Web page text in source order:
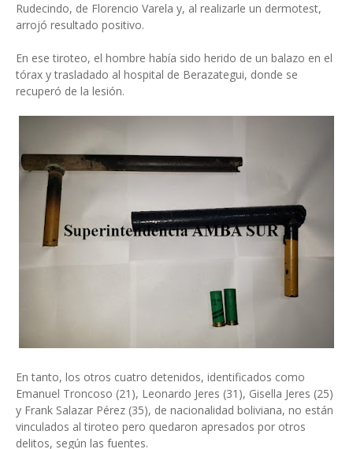
Rudecindo, de Florencio Varela y, al realizarle un dermotest,
arrojó resultado positivo.
En ese tiroteo, el hombre había sido herido de un balazo en el
tórax y trasladado al hospital de Berazategui, donde se
recuperó de la lesión.
En tanto, los otros cuatro detenidos, identificados como
Emanuel Troncoso (21), Leonardo Jeres (31), Gisella Jeres (25)
y Frank Salazar Pérez (35), de nacionalidad boliviana, no están
vinculados al tiroteo pero quedaron apresados por otros
delitos, según las fuentes.